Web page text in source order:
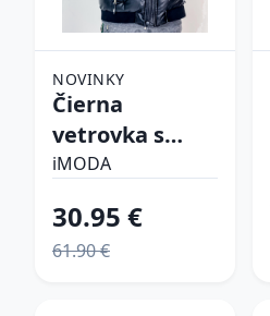
NOVINKY
Čierna
vetrovka s
kapucňou
iMODA
30.95 €
61.90 €